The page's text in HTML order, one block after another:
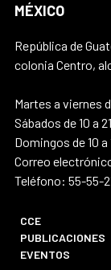
MÉXICO
República de
colonia Centro,
Martes a viernes
Sábados de 10 a 21
Domingos de 10 a
Correo
Teléfono: 55-55-
CCE
PUBLICACIONES
EVENTOS